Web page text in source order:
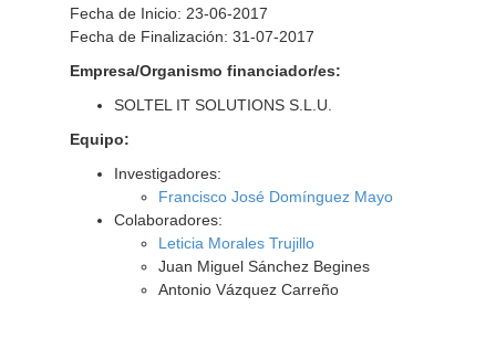
Fecha de Inicio: 23-06-2017
Fecha de Finalización: 31-07-2017
Empresa/Organismo financiador/es:
SOLTEL IT SOLUTIONS S.L.U.
Equipo:
Investigadores:
Francisco José Domínguez Mayo
Colaboradores:
Leticia Morales Trujillo
Juan Miguel Sánchez Begines
Antonio Vázquez Carreño